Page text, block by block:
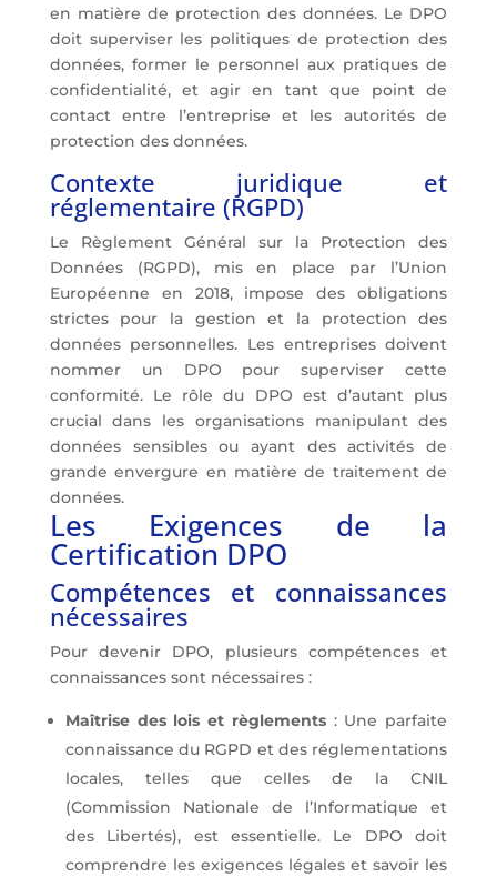
en matière de protection des données. Le DPO
doit superviser les politiques de protection des
données, former le personnel aux pratiques de
confidentialité, et agir en tant que point de
contact entre l’entreprise et les autorités de
protection des données.
Contexte juridique et
réglementaire (RGPD)
Le Règlement Général sur la Protection des
Données (RGPD), mis en place par l’Union
Européenne en 2018, impose des obligations
strictes pour la gestion et la protection des
données personnelles. Les entreprises doivent
nommer un DPO pour superviser cette
conformité. Le rôle du DPO est d’autant plus
crucial dans les organisations manipulant des
données sensibles ou ayant des activités de
grande envergure en matière de traitement de
données.
Les Exigences de la
Certification DPO
Compétences et connaissances
nécessaires
Pour devenir DPO, plusieurs compétences et
connaissances sont nécessaires :
Maîtrise des lois et règlements: Une parfaite
connaissance du RGPD et des réglementations
locales, telles que celles de la CNIL
(Commission Nationale de l’Informatique et
des Libertés), est essentielle. Le DPO doit
comprendre les exigences légales et savoir les